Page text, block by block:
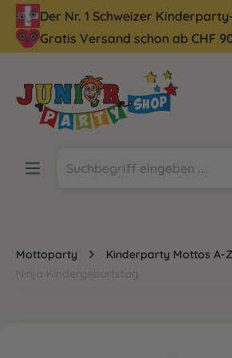
springen
Der Nr. 1 Schweizer
Gratis Versand schon ab CHF
Mottoparty
Kinderparty Mottos A-Z
Ninja Kindergeburtstag